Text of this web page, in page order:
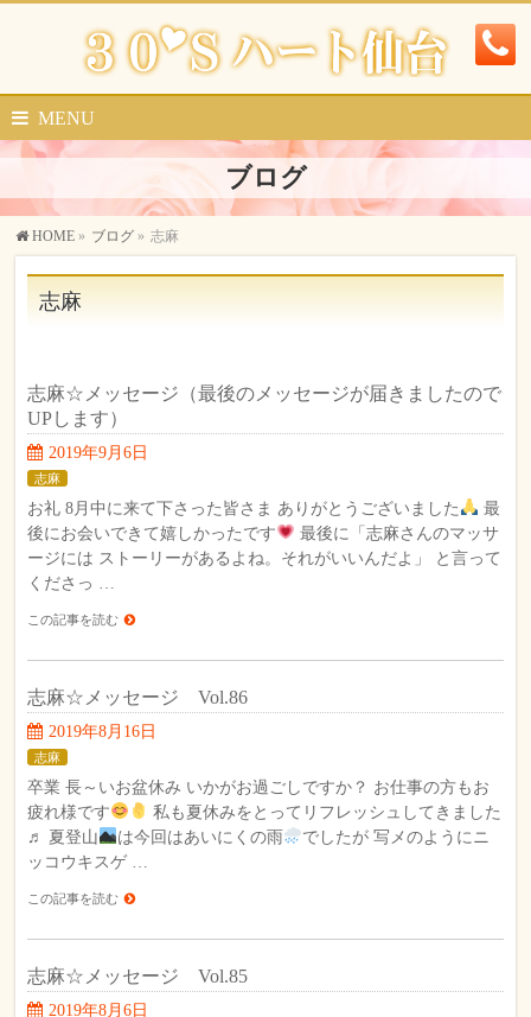
MENU
ブログ
HOME » ブログ » 志麻
志麻
志麻☆メッセージ（最後のメッセージが届きましたので
UPします）
2019年9月6日
志麻
お礼 8月中に来て下さった皆さま ありがとうございました
最
後にお会いできて嬉しかったです
最後に「志麻さんのマッサ
ージには ストーリーがあるよね。それがいいんだよ」 と言って
くださっ …
この記事を読む
志麻☆メッセージ Vol.86
2019年8月16日
志麻
卒業 長～いお盆休み いかがお過ごしですか？ お仕事の方もお
疲れ様です
私も夏休みをとってリフレッシュしてきました
♬ 夏登山
は今回はあいにくの雨
でしたが 写メのようにニ
ッコウキスゲ …
この記事を読む
志麻☆メッセージ Vol.85
2019年8月6日